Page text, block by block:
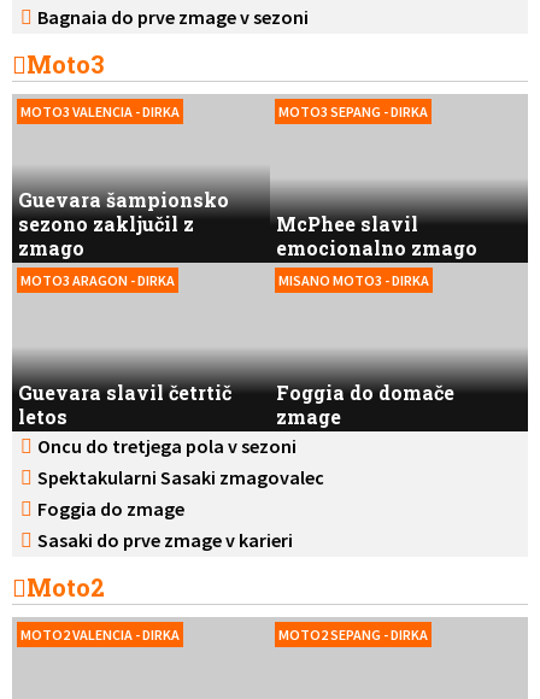
Bezzecchija
Bagnaia do prve zmage v sezoni
Moto3
MOTO3 VALENCIA - DIRKA
Guevara šampionsko
sezono zaključil z
zmago
MOTO3 SEPANG - DIRKA
McPhee slavil
emocionalno zmago
MOTO3 ARAGON - DIRKA
Guevara slavil četrtič
letos
MISANO MOTO3 - DIRKA
Foggia do domače
zmage
Oncu do tretjega pola v sezoni
Spektakularni Sasaki zmagovalec
Foggia do zmage
Sasaki do prve zmage v karieri
Moto2
MOTO2 VALENCIA - DIRKA MOTO2 SEPANG - DIRKA